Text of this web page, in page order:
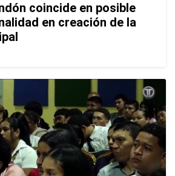
coincide en posible
en creación de la